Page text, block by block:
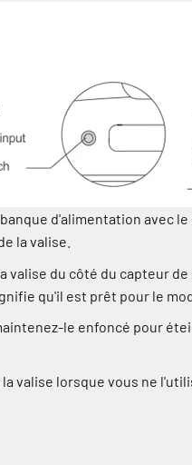
d'alimentation avec
la valise.
valise du côté du capteur
qu'il est prêt pour le
le enfoncé pour
valise lorsque vous ne